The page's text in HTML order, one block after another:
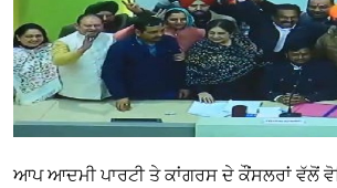
ਆਪ ਆਦਮੀ ਪਾਰਟੀ ਤੇ ਕਾਂਗਰਸ ਦੇ ਕੌਂਸਲਰਾਂ ਵੱਲੋਂ